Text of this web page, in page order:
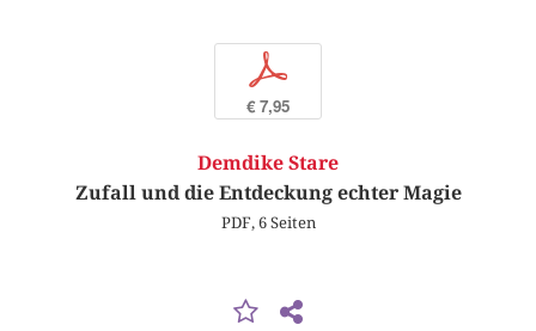
p
€ 7,95
Demdike Stare
Zufall und die Entdeckung echter Magie
PDF, 6 Seiten